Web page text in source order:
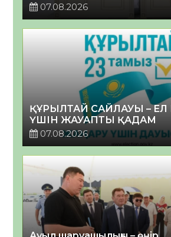
07.08.2026
ҚҰРЫЛТАЙ САЙЛАУЫ –
ҮШІН ЖАУАПТЫ ҚАДАМ
07.08.2026